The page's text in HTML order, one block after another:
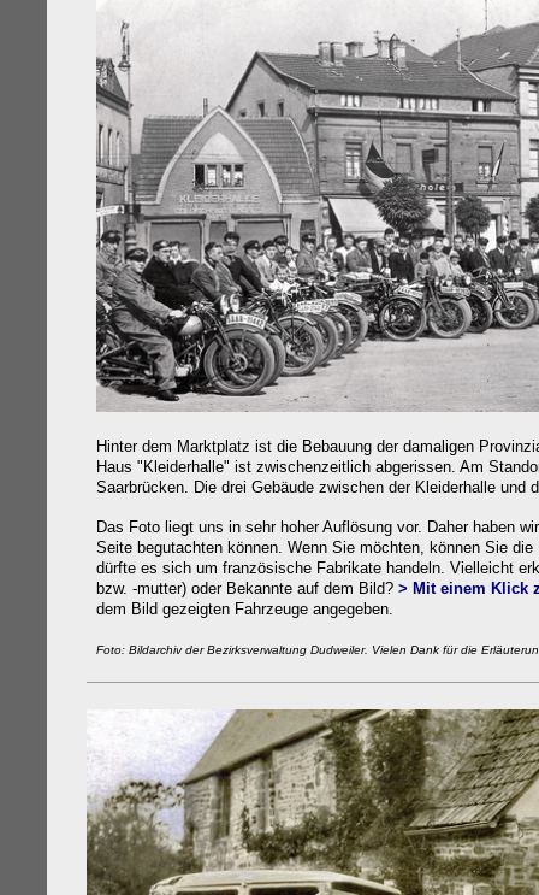
Hinter dem Marktplatz ist die Bebauung der damaligen
Haus "Kleiderhalle" ist zwischenzeitlich abgerissen. Am
Saarbrücken. Die drei Gebäude zwischen der Kleiderhalle
Das Foto liegt uns in sehr hoher Auflösung vor. Daher haben
Seite begutachten können. Wenn Sie möchten, können Sie
dürfte es sich um französische Fabrikate handeln. Vielleicht
bzw. -mutter) oder Bekannte auf dem Bild? > Mit einem Klick
dem Bild gezeigten Fahrzeuge angegeben.
Foto: Bildarchiv der Bezirksverwaltung Dudweiler. Vielen Dank für die